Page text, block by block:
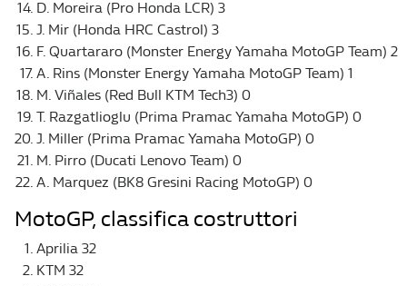
D. Moreira (Pro Honda LCR) 3
J. Mir (Honda HRC Castrol) 3
F. Quartararo (Monster Energy Yamaha MotoGP Team) 2
A. Rins (Monster Energy Yamaha MotoGP Team) 1
M. Viñales (Red Bull KTM Tech3) 0
T. Razgatlioglu (Prima Pramac Yamaha MotoGP) 0
J. Miller (Prima Pramac Yamaha MotoGP) 0
M. Pirro (Ducati Lenovo Team) 0
A. Marquez (BK8 Gresini Racing MotoGP) 0
MotoGP, classifica costruttori
Aprilia 32
KTM 32